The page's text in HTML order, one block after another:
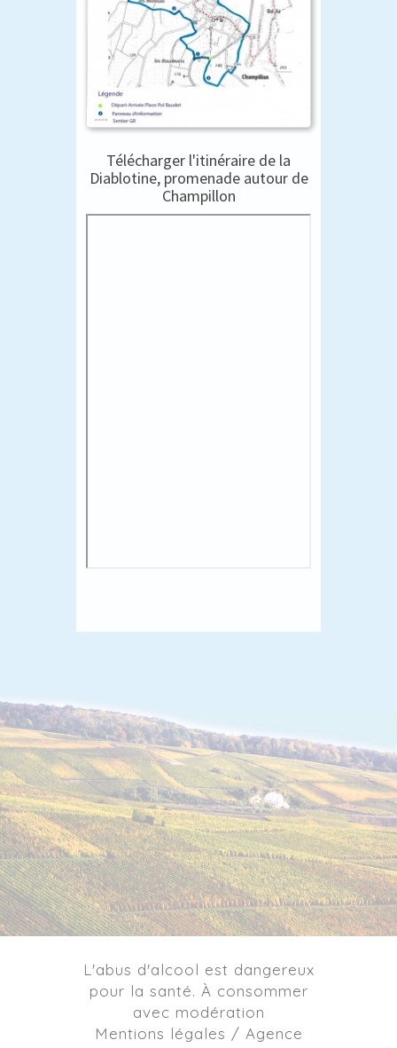
Télécharger l'itinéraire de la
Diablotine, promenade autour de
Champillon
L'abus d'alcool est dangereux
pour la santé. À consommer
avec modération
Mentions légales / Agence